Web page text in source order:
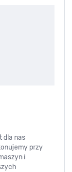
dla nas
przy
i